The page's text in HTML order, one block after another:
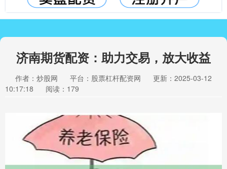
济南期货配资：助力交易，放大收益
作者：炒股网 平台：股票杠杆配资网
更新：2025-03-12
10:17:18
阅读：179